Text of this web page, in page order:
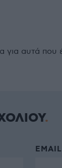
για αυτά που
EMAIL